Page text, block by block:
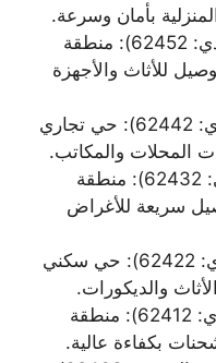
بأمان وسرعة.
(الرمز البريدي: 62452): منطقة
للأثاث والأجهزة
(الرمز البريدي: 62442): حي تجاري
المحلات والمكاتب.
(الرمز البريدي: 62432): منطقة
سريعة للأغراض
(الرمز البريدي: 62422): حي سكني
والديكورات.
(الرمز البريدي: 62412): منطقة
بكفاءة عالية.